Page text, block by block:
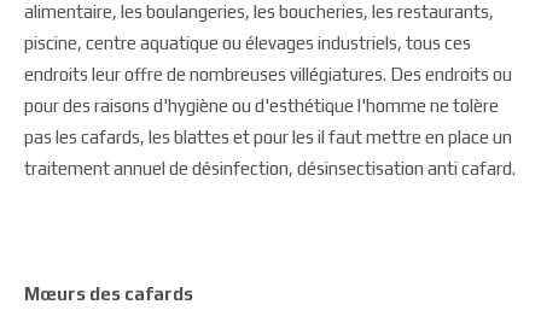
alimentaire, les boulangeries, les boucheries, les restaurants,
piscine, centre aquatique ou élevages industriels, tous ces
endroits leur offre de nombreuses villégiatures. Des endroits ou
pour des raisons d'hygiène ou d'esthétique l'homme ne tolère
pas les cafards, les blattes et pour les il faut mettre en place un
traitement annuel de désinfection, désinsectisation anti cafard.
Mœurs des cafards